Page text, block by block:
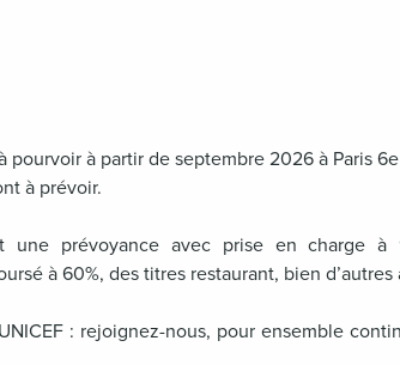
pourvoir à partir de septembre 2026 à Paris
à prévoir.
une prévoyance avec prise en charge à
à 60%, des titres restaurant, bien d’autres
: rejoignez-nous, pour ensemble